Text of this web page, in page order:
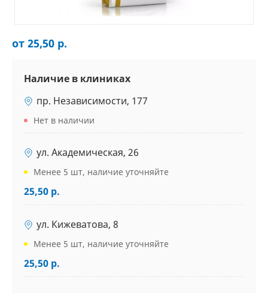
от 25,50 р.
Наличие в клиниках
пр. Независимости, 177
Нет в наличии
ул. Академическая, 26
Менее 5 шт, наличие уточняйте
25,50 р.
ул. Кижеватова, 8
Менее 5 шт, наличие уточняйте
25,50 р.